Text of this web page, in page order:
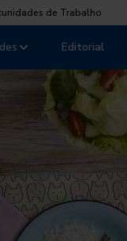
de Trabalho
Editorial